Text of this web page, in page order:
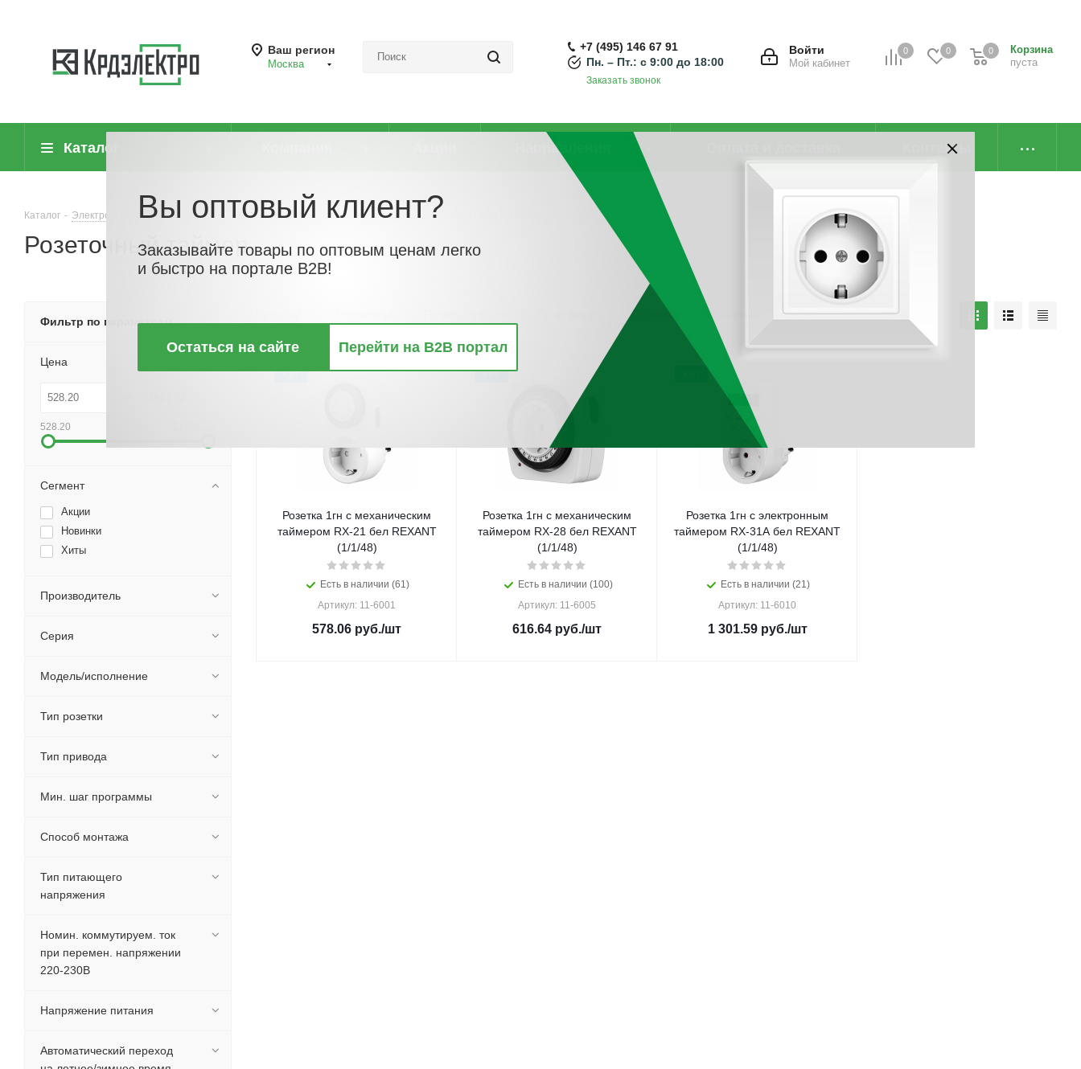
Ваш регион
Москва
0 0
Корзина
пуста
0
Войти
Мой кабинет
+7 (495) 146 67 91
Пн. – Пт.: с 9:00 до 18:00
Заказать звонок
Каталог Направления Контакты
Каталог - Электроустановочные изделия - Выключатели, переключатели и диммеры
Розеточный таймер
По цене По наличию
ХИТ
Розетка 1гн с механическим
таймером RX-21 бел REXANT
(1/1/48)
Есть в наличии (61)
Артикул: 11-6001
578.06 руб./шт
ХИТ
Розетка 1гн с механическим
таймером RX-28 бел REXANT
(1/1/48)
Есть в наличии (100)
Артикул: 11-6005
616.64 руб./шт
Розетка 1гн с электронным
таймером RX-31А бел REXANT
(1/1/48)
Есть в наличии (21)
Артикул: 11-6010
1 301.59руб./шт
Фильтр по параметрам
Цена
528.20
Сегмент
Акции
Новинки
Хиты
Производитель
Серия
Модель/исполнение
Тип розетки
Тип привода
Мин. шаг программы
Способ монтажа
Тип питающего
напряжения
Номин. коммутируем. ток
при перемен. напряжении
220-230В
Напряжение питания
Автоматический переход
Вы оптовый клиент?
Заказывайте товары по оптовым ценам легко
и быстро на портале B2B!
Остаться на сайте Перейти на B2B портал